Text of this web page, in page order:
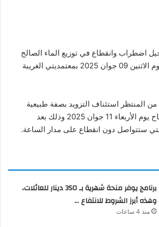
اضطراب وانقطاع في توزيع الماء الصالح
للشرب بداية من اليوم الاثنين 09 جوان 2025 بمعتمديتي الغريبة
المنتظر استئناف التزويد بصفة طبيعية
تدريجيا بداية من صباح يوم الأربعاء 11 جوان 2025 وذلك بعد
ستتواصل دون انقطاع على مدار الساعة.
برنامج يوفر منحة شهرية بـ 350 دينار للعائلات،
وهذه أبرز الشروط للانتفاع …
منذ 4 ساعات